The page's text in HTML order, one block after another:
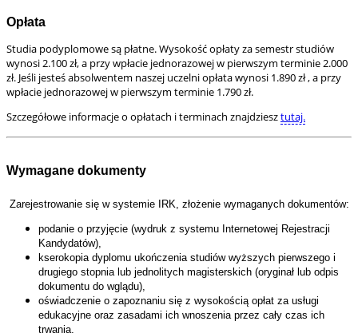
Opłata
Studia podyplomowe są płatne. Wysokość opłaty za semestr studiów
wynosi 2.100 zł, a przy wpłacie jednorazowej w pierwszym terminie 2.000
zł. Jeśli jesteś absolwentem naszej uczelni opłata wynosi 1.890 zł , a przy
wpłacie jednorazowej w pierwszym terminie 1.790 zł.
Szczegółowe informacje o opłatach i terminach znajdziesztutaj.
Wymagane dokumenty
Zarejestrowanie się w systemie IRK, złożenie wymaganych dokumentów:
podanie o przyjęcie (wydruk z systemu Internetowej Rejestracji
Kandydatów),
kserokopia dyplomu ukończenia studiów wyższych pierwszego i
drugiego stopnia lub jednolitych magisterskich (oryginał lub odpis
dokumentu do wglądu),
oświadczenie o zapoznaniu się z wysokością opłat za usługi
edukacyjne oraz zasadami ich wnoszenia przez cały czas ich
trwania,